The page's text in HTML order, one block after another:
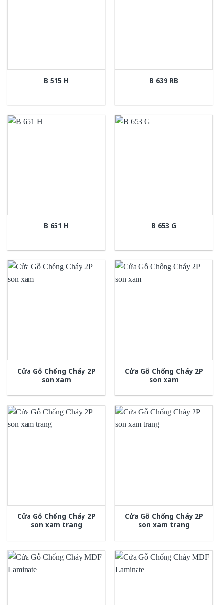
B 515 H B 639 RB
B 651 H B 653 G
Cửa Gỗ Chống Cháy 2P
son xam
Cửa Gỗ Chống Cháy 2P
son xam
Cửa Gỗ Chống Cháy 2P
son xam trang
Cửa Gỗ Chống Cháy 2P
son xam trang